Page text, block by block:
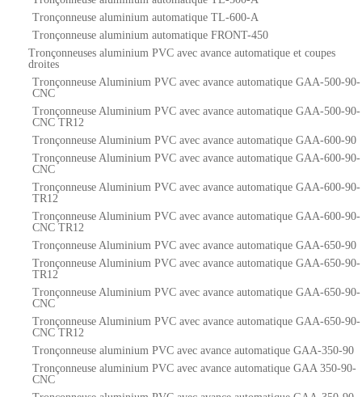
Tronçonneuse aluminium automatique TL-600-A
Tronçonneuse aluminium automatique FRONT-450
Tronçonneuses aluminium PVC avec avance automatique et coupes
droites
Tronçonneuse Aluminium PVC avec avance automatique GAA-500-90-
CNC
Tronçonneuse Aluminium PVC avec avance automatique GAA-500-90-
CNC TR12
Tronçonneuse Aluminium PVC avec avance automatique GAA-600-90
Tronçonneuse Aluminium PVC avec avance automatique GAA-600-90-
CNC
Tronçonneuse Aluminium PVC avec avance automatique GAA-600-90-
TR12
Tronçonneuse Aluminium PVC avec avance automatique GAA-600-90-
CNC TR12
Tronçonneuse Aluminium PVC avec avance automatique GAA-650-90
Tronçonneuse Aluminium PVC avec avance automatique GAA-650-90-
TR12
Tronçonneuse Aluminium PVC avec avance automatique GAA-650-90-
CNC
Tronçonneuse Aluminium PVC avec avance automatique GAA-650-90-
CNC TR12
Tronçonneuse aluminium PVC avec avance automatique GAA-350-90
Tronçonneuse aluminium PVC avec avance automatique GAA 350-90-
CNC